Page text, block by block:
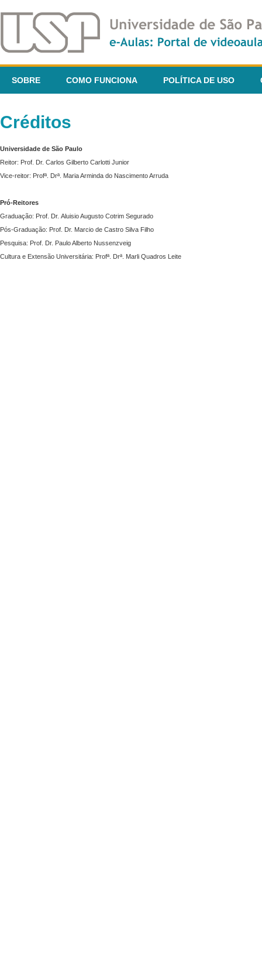
SOBRE COMO FUNCIONA POLÍTICA DE USO
Créditos
Universidade de São Paulo
Reitor: Prof. Dr. Carlos Gilberto Carlotti Junior
Vice-reitor: Profª. Drª. Maria Arminda do Nascimento Arruda
Pró-Reitores
Graduação: Prof. Dr. Aluisio Augusto Cotrim Segurado
Pós-Graduação: Prof. Dr. Marcio de Castro Silva Filho
Pesquisa: Prof. Dr. Paulo Alberto Nussenzveig
Cultura e Extensão Universitária: Profª. Drª. Marli Quadros Leite